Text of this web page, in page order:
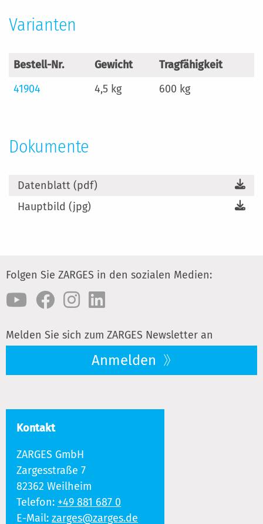
Varianten
Bestell-Nr. Gewicht
Tragfähigkeit
41904
4,5 kg 600 kg
Dokumente
Datenblatt (pdf)
Hauptbild (jpg)
Folgen Sie ZARGES in den sozialen Medien:
Melden Sie sich zum ZARGES Newsletter an
Anmelden
Kontakt
ZARGES GmbH
Zargesstraße 7
82362 Weilheim
Telefon: +49 881 687 0
E-Mail: zarges@zarges.de